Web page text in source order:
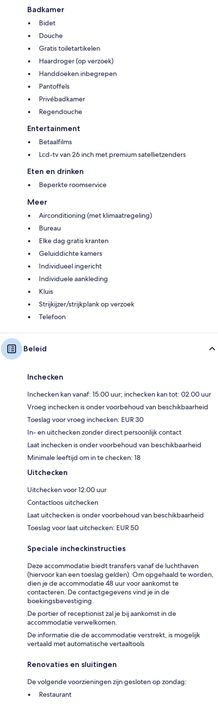
Badkamer
Bidet
Douche
Gratis toiletartikelen
Haardroger (op verzoek)
Handdoeken inbegrepen
Pantoffels
Privébadkamer
Regendouche
Entertainment
Betaalfilms
Lcd-tv van 26 inch met premium satellietzenders
Eten en drinken
Beperkte roomservice
Meer
Airconditioning (met klimaatregeling)
Bureau
Elke dag gratis kranten
Geluiddichte kamers
Individueel ingericht
Individuele aankleding
Kluis
Strijkijzer/strijkplank op verzoek
Telefoon
Beleid
Inchecken
Inchecken kan vanaf: 15.00 uur; inchecken kan tot: 02.00 uur
Vroeg inchecken is onder voorbehoud van beschikbaarheid
Toeslag voor vroeg inchecken: EUR 30
In- en uitchecken zonder direct persoonlijk contact
Laat inchecken is onder voorbehoud van beschikbaarheid
Minimale leeftijd om in te checken: 18
Uitchecken
Uitchecken voor 12.00 uur
Contactloos uitchecken
Laat uitchecken is onder voorbehoud van beschikbaarheid
Toeslag voor laat uitchecken: EUR 50
Speciale incheckinstructies
Deze accommodatie biedt transfers vanaf de luchthaven
(hiervoor kan een toeslag gelden). Om opgehaald te worden,
dien je de accommodatie 48 uur voor aankomst te
contacteren. De contactgegevens vind je in de
boekingsbevestiging.
De portier of receptionist zal je bij aankomst in de
accommodatie verwelkomen.
De informatie die de accommodatie verstrekt, is mogelijk
vertaald met automatische vertaaltools
Renovaties en sluitingen
De volgende voorzieningen zijn gesloten op zondag:
Restaurant